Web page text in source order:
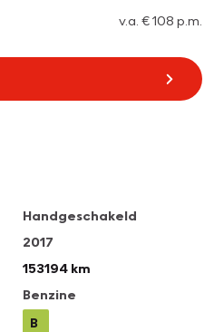
v.a. € 108 p.m.
Handgeschakeld
2017
153194 km
Benzine
B